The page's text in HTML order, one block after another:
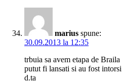
marius spune:
30.09.2013 la 12:35
trbuia sa avem etapa de
putut fi lansati si au fost
d.ta